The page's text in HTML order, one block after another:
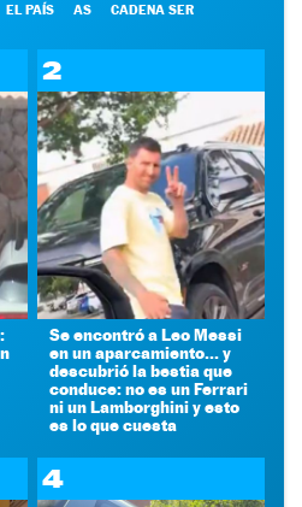
EL PAÍS AS CADENA SER
2
Se encontró a Leo Messi
en un aparcamiento... y
descubrió la bestia que
conduce: no es un Ferrari
ni un Lamborghini y esto
es lo que cuesta
4